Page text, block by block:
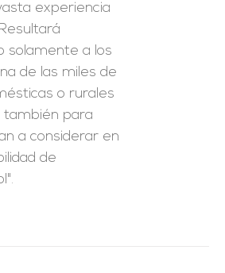
experiencia
solamente a los
de las miles de
o rurales
también para
a considerar en
de